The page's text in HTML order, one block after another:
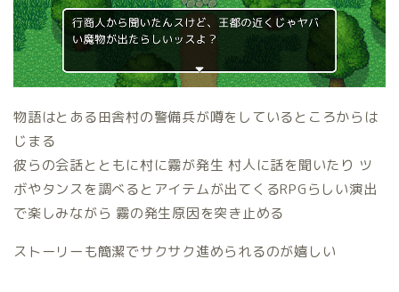
物語はとある田舎村の警備兵が噂をしているところからは
じまる
彼らの会話とともに村に霧が発生 村人に話を聞いたり ツ
ボやタンスを調べるとアイテムが出てくるRPGらしい演出
で楽しみながら 霧の発生原因を突き止める
ストーリーも簡潔でサクサク進められるのが嬉しい